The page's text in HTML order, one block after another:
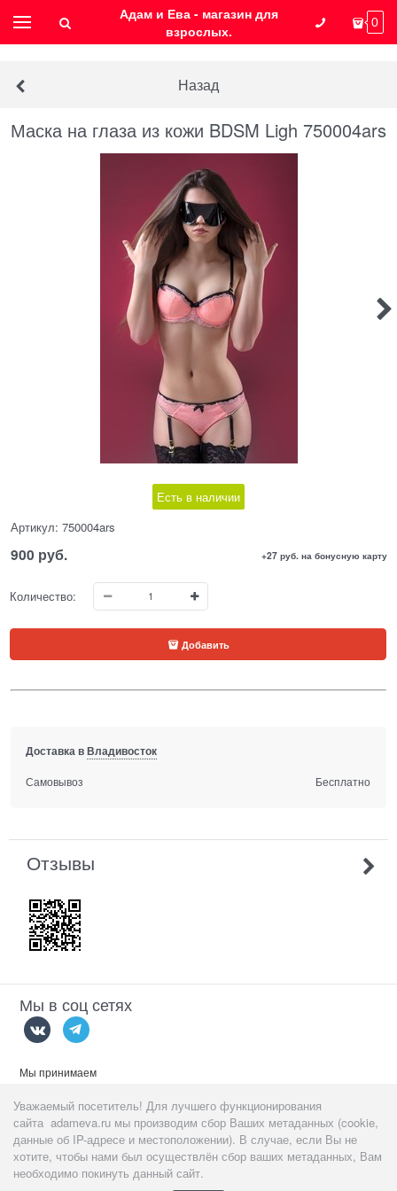
Адам и Ева - магазин для
взрослых.
0
Назад
Маска на глаза из кожи BDSM Ligh 750004ars
Есть в наличии
Артикул: 750004ars
900 руб. +27 руб. на бонусную карту
Количество:
Добавить
Доставка вВладивосток
Самовывоз Бесплатно
Отзывы
Мы в соц сетях
Мы принимаем
Данный сайт предназначентолько для пользователей старше 18
лет!
Уважаемый посетитель! Для лучшего функционирования
сайта adameva.ru мы производим сбор Ваших метаданных (cookie,
данные об IP-адресе и местоположении). В случае, если Вы не
хотите, чтобы нами был осуществлён сбор ваших метаданных, Вам
необходимо покинуть данный сайт.